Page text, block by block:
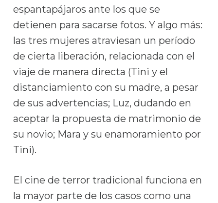
espantapájaros ante los que se
detienen para sacarse fotos. Y algo más:
las tres mujeres atraviesan un período
de cierta liberación, relacionada con el
viaje de manera directa (Tini y el
distanciamiento con su madre, a pesar
de sus advertencias; Luz, dudando en
aceptar la propuesta de matrimonio de
su novio; Mara y su enamoramiento por
Tini).
El cine de terror tradicional funciona en
la mayor parte de los casos como una